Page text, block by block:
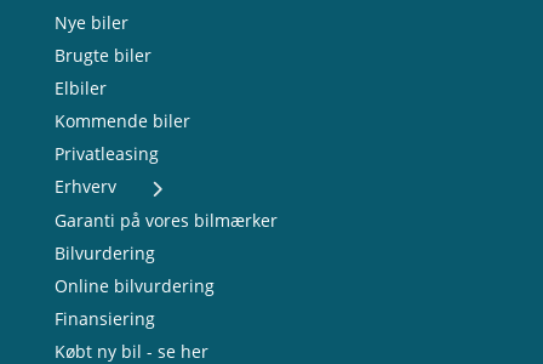
Nye biler
Brugte biler
Elbiler
Kommende biler
Privatleasing
Erhverv
- Nye varebiler
- Brugte varebiler
- Erhvervsleasing
- Testkørsel
- Serviceaftale
- Opladning
Garanti på vores bilmærker
Bilvurdering
Online bilvurdering
Finansiering
Købt ny bil - se her